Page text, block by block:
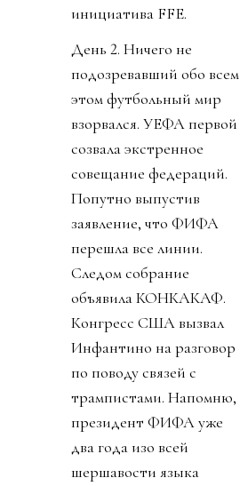
инициатива FFE.
День 2. Ничего не
подозревавший обо всем
этом футбольный мир
взорвался. УЕФА первой
созвала экстренное
совещание федераций.
Попутно выпустив
заявление, что ФИФА
перешла все линии.
Следом собрание
объявила КОНКАКАФ.
Конгресс США вызвал
Инфантино на разговор
по поводу связей с
трампистами. Напомню,
президент ФИФА уже
два года изо всей
шершавости языка